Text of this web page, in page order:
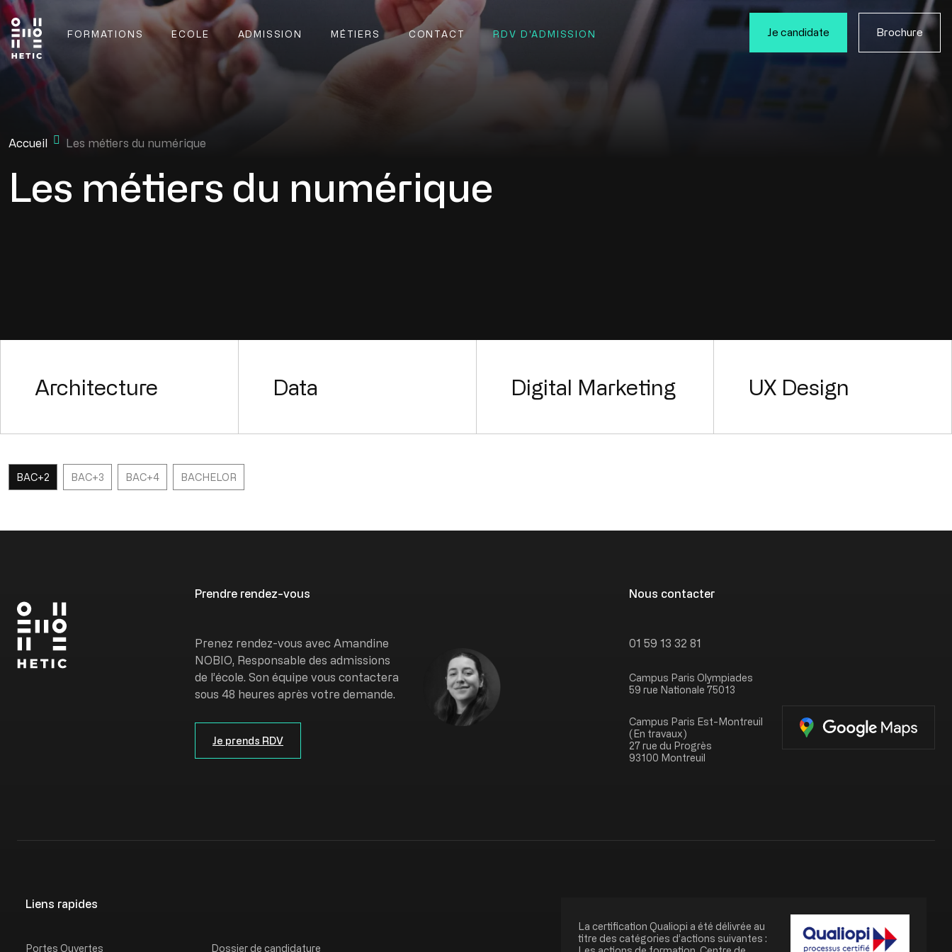
Skip to main content
FORMATIONS ECOLE ADMISSION MÉTIERS CONTACT RDV D'ADMISSION Je candidate Brochure
Mobile navigation
Accueil Les métiers du numérique
Les métiers du numérique
Architecture Data Digital Marketing UX Design
BAC+2 BAC+3 BAC+4 BACHELOR
Prendre rendez-vous
Image
Prenez rendez-vous avec Amandine
NOBIO, Responsable des admissions
de l’école. Son équipe vous contactera
sous 48 heures après votre demande.
Je prends RDV
Nous contacter
01 59 13 32 81
Campus Paris Olympiades
59 rue Nationale 75013
Campus Paris Est-Montreuil
(En travaux)
27 rue du Progrès
93100 Montreuil
Liens rapides
Portes Ouvertes Dossier de candidature
La certification Qualiopi a été délivrée au
titre des catégories d’actions suivantes :